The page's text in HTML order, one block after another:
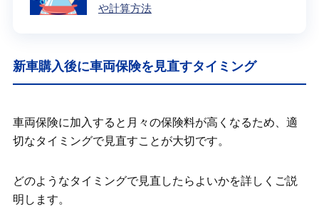
や計算方法
新車購入後に車両保険を見直すタイミング
車両保険に加入すると月々の保険料が高くなるため、適
切なタイミングで見直すことが大切です。
どのようなタイミングで見直したらよいかを詳しくご説
明します。